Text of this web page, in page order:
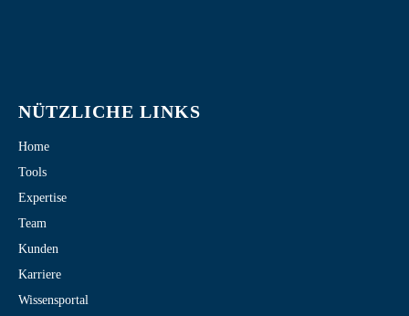
NÜTZLICHE LINKS
Home
Tools
Expertise
Team
Kunden
Karriere
Wissensportal